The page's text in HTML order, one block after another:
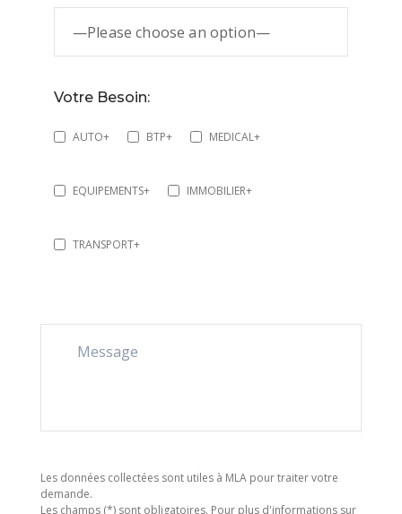
Votre Besoin:
AUTO+ BTP+ MEDICAL+
EQUIPEMENTS+ IMMOBILIER+
TRANSPORT+
Les données collectées sont utiles à MLA pour traiter votre
demande.
Les champs (*) sont obligatoires. Pour plus d'informations sur